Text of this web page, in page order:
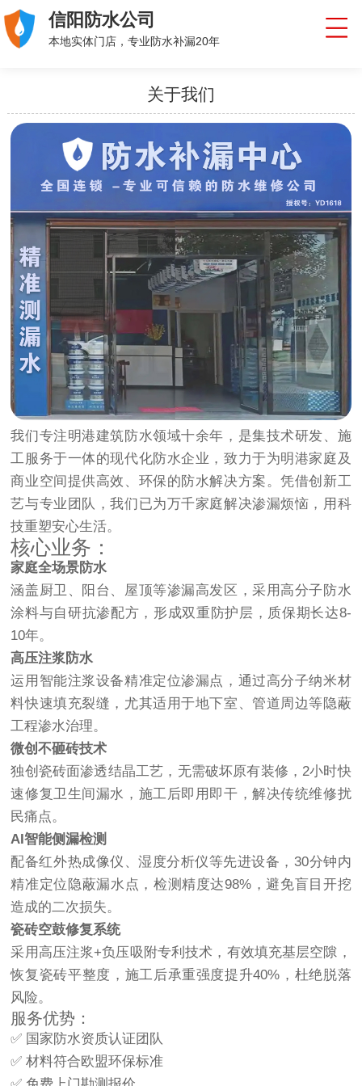
信阳防水公司
本地实体门店，专业防水补漏20年
关于我们
我们专注明港建筑防水领域十余年，是集技术研发、施
工服务于一体的现代化防水企业，致力于为明港家庭及
商业空间提供高效、环保的防水解决方案。凭借创新工
艺与专业团队，我们已为万千家庭解决渗漏烦恼，用科
技重塑安心生活。
核心业务：
家庭全场景防水
涵盖厨卫、阳台、屋顶等渗漏高发区，采用高分子防水
涂料与自研抗渗配方，形成双重防护层，质保期长达8-
10年。
高压注浆防水
运用智能注浆设备精准定位渗漏点，通过高分子纳米材
料快速填充裂缝，尤其适用于地下室、管道周边等隐蔽
工程渗水治理。
微创不砸砖技术
独创瓷砖面渗透结晶工艺，无需破坏原有装修，2小时快
速修复卫生间漏水，施工后即用即干，解决传统维修扰
民痛点。
AI智能侧漏检测
配备红外热成像仪、湿度分析仪等先进设备，30分钟内
精准定位隐蔽漏水点，检测精度达98%，避免盲目开挖
造成的二次损失。
瓷砖空鼓修复系统
采用高压注浆+负压吸附专利技术，有效填充基层空隙，
恢复瓷砖平整度，施工后承重强度提升40%，杜绝脱落
风险。
服务优势：
✅ 国家防水资质认证团队
✅ 材料符合欧盟环保标准